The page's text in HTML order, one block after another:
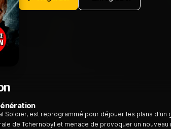
Soldier, est reprogrammé pour déjouer les plans d'un
de Tchernobyl et menace de provoquer un nouveau